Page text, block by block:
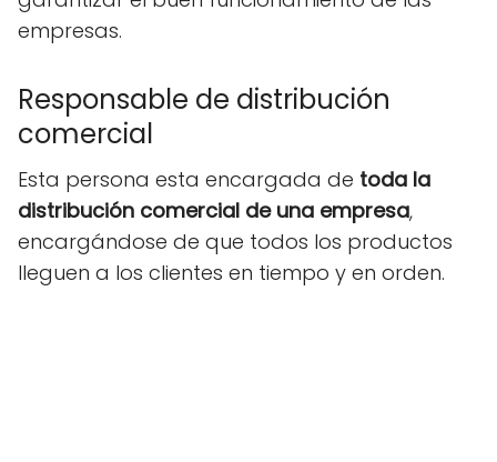
empresas.
Responsable de distribución
comercial
Esta persona esta encargada de toda la
distribución comercial de una empresa,
encargándose de que todos los productos
lleguen a los clientes en tiempo y en orden.